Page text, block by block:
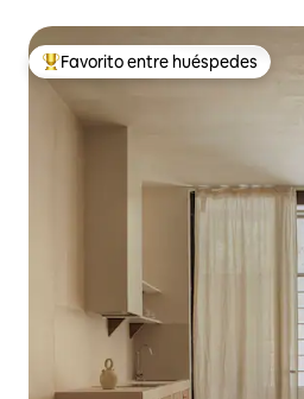
Favorito entre huéspedes preferido
Favorito entre huéspedes